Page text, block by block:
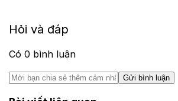
Hỏi và đáp
Có 0 bình luận
Gửi bình luận